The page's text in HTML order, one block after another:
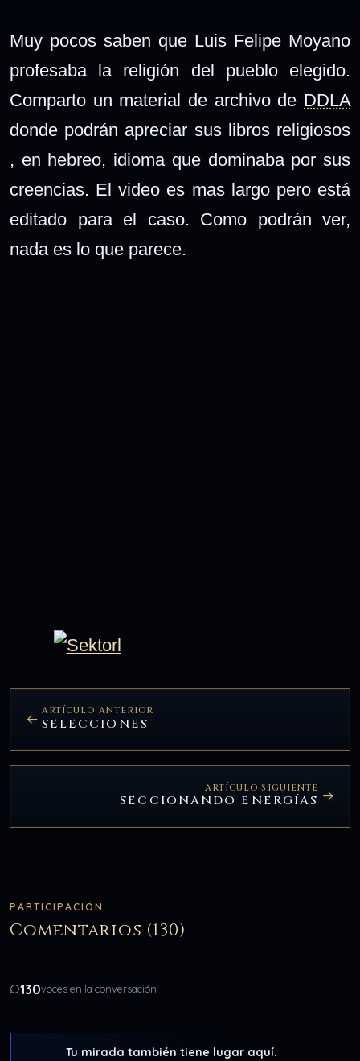
Muy pocos saben que Luis Felipe Moyano
profesaba la religión del pueblo elegido.
Comparto un material de archivo de DDLA
donde podrán apreciar sus libros religiosos
, en hebreo, idioma que dominaba por sus
creencias. El video es mas largo pero está
editado para el caso. Como podrán ver,
nada es lo que parece.
ARTÍCULO ANTERIOR
SELECCIONES
ARTÍCULO SIGUIENTE
SECCIONANDO ENERGÍAS
PARTICIPACIÓN
Comentarios (130)
130voces en la conversación
Tu mirada también tiene lugar aquí.